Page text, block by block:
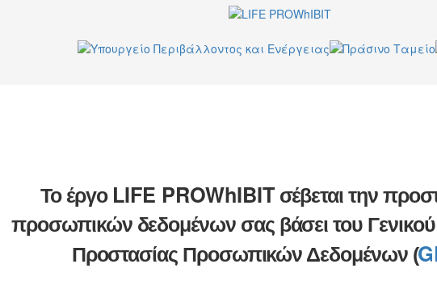
Το έργο LIFE PROWhIBITσέβεται την
προσωπικών δεδομένων σας βάσει του
Προστασίας Προσωπικών Δεδομένων (